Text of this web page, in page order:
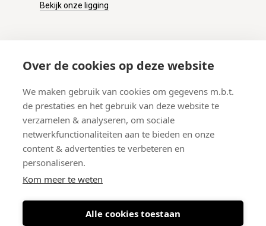
Over de cookies op deze website
We maken gebruik van cookies om gegevens m.b.t.
de prestaties en het gebruik van deze website te
verzamelen & analyseren, om sociale
netwerkfunctionaliteiten aan te bieden en onze
content & advertenties te verbeteren en
personaliseren.
Kom meer te weten
Alle cookies toestaan
Bekijk onze ligging
Verzenden
Retourneren
Betalen
Veelgestelde vragen
© 2026 West-End BV-Meir 75, 2000 Antwerpen (België)